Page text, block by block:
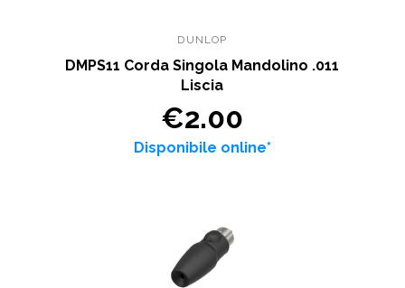
DUNLOP
DMPS11 Corda Singola Mandolino .011
Liscia
€2.00
Disponibile online*